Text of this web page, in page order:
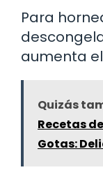
Para
aumenta
Quizás
Recetas
Gotas: